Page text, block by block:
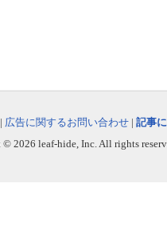
| 広告に関するお問い合わせ | 記事
2026 leaf-hide, Inc. All rights